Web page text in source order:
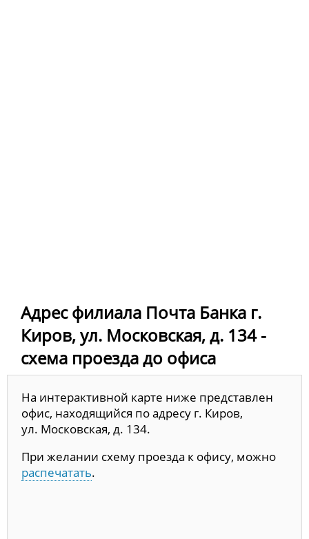
Адрес филиала Почта Банка г.
Киров, ул. Московская, д. 134 -
схема проезда до офиса
На интерактивной карте ниже представлен
офис, находящийся по адресу г. Киров,
ул. Московская, д. 134.
При желании схему проезда к офису, можно
распечатать.